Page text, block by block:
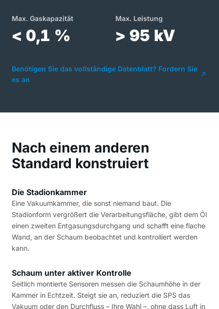
Max. Gaskapazität
< 0,1 %
Max. Leistung
> 95 kV
Benötigen Sie das vollständige Datenblatt? Fordern Sie
es an
Nach einem anderen
Standard konstruiert
Die Stadionkammer
Eine Vakuumkammer, die sonst niemand baut. Die
Stadionform vergrößert die Verarbeitungsfläche, gibt dem Öl
einen zweiten Entgasungsdurchgang und schafft eine flache
Wand, an der Schaum beobachtet und kontrolliert werden
kann.
Schaum unter aktiver Kontrolle
Seitlich montierte Sensoren messen die Schaumhöhe in der
Kammer in Echtzeit. Steigt sie an, reduziert die SPS das
Vakuum oder den Durchfluss – Ihre Wahl –, ohne dass Luft in